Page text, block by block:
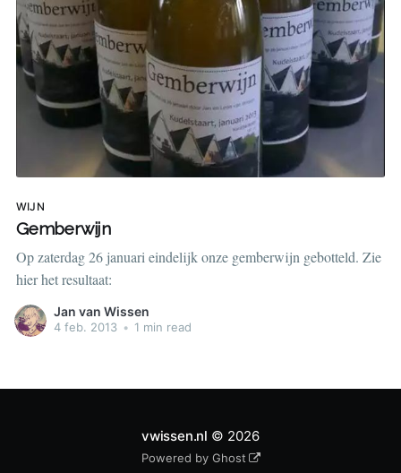
WIJN
Gemberwijn
Op zaterdag 26 januari eindelijk onze gemberwijn gebotteld. Zie
hier het resultaat:
Jan van Wissen
4 feb. 2013 • 1 min read
vwissen.nl © 2026
Powered by Ghost